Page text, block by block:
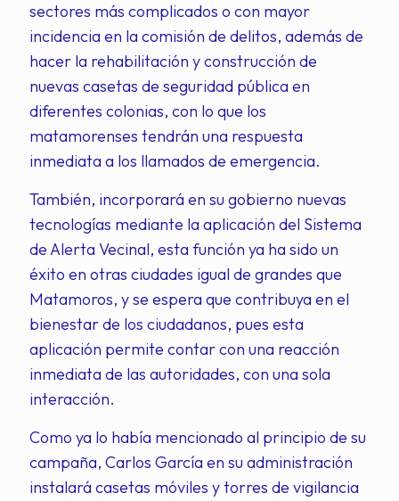
sectores más complicados o con mayor
incidencia en la comisión de delitos, además de
hacer la rehabilitación y construcción de
nuevas casetas de seguridad pública en
diferentes colonias, con lo que los
matamorenses tendrán una respuesta
inmediata a los llamados de emergencia.
También, incorporará en su gobierno nuevas
tecnologías mediante la aplicación del Sistema
de Alerta Vecinal, esta función ya ha sido un
éxito en otras ciudades igual de grandes que
Matamoros, y se espera que contribuya en el
bienestar de los ciudadanos, pues esta
aplicación permite contar con una reacción
inmediata de las autoridades, con una sola
interacción.
Como ya lo había mencionado al principio de su
campaña, Carlos García en su administración
instalará casetas móviles y torres de vigilancia